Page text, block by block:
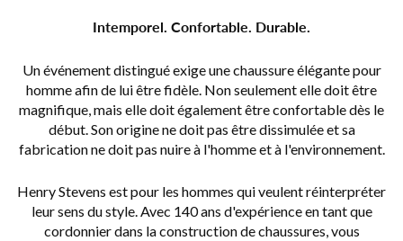
Intemporel. Confortable. Durable.
Un événement distingué exige une chaussure élégante pour
homme afin de lui être fidèle. Non seulement elle doit être
magnifique, mais elle doit également être confortable dès le
début. Son origine ne doit pas être dissimulée et sa
fabrication ne doit pas nuire à l'homme et à l'environnement.
Henry Stevens est pour les hommes qui veulent réinterpréter
leur sens du style. Avec 140 ans d'expérience en tant que
cordonnier dans la construction de chaussures, vous